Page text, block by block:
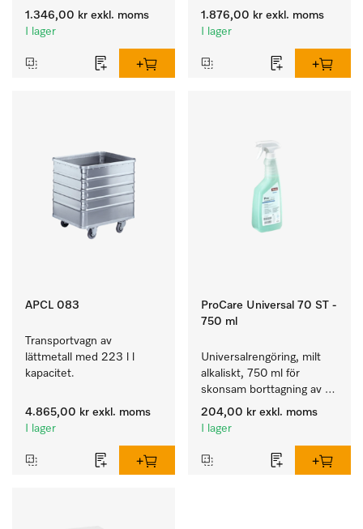
rengöring av kulörtvätt.
1.346,00 kr exkl. moms
I lager
och ömtåliga textilier.
1.876,00 kr exkl. moms
I lager
APCL 083
Transportvagn av
lättmetall med 223 l l
kapacitet.
4.865,00 kr exkl. moms
I lager
ProCare Universal 70 ST -
750 ml
Universalrengöring, milt
alkaliskt, 750 ml för
skonsam borttagning av
fettrester och smuts.
204,00 kr exkl. moms
I lager